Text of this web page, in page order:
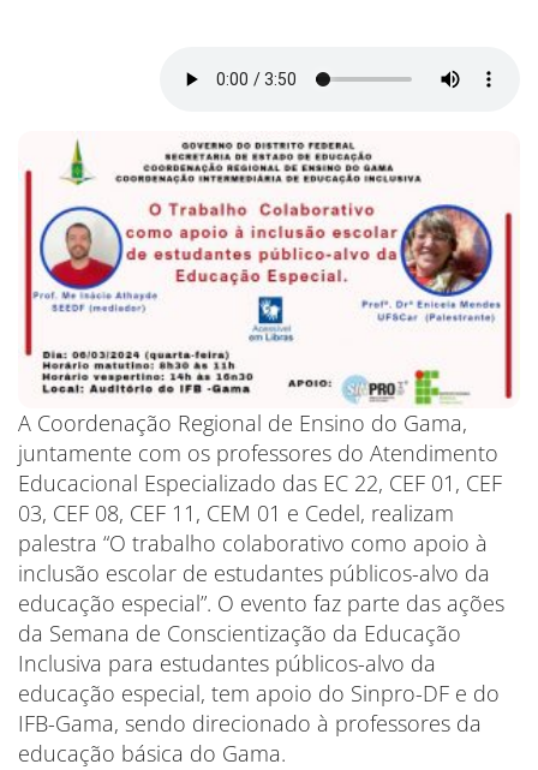
A Coordenação Regional de Ensino do Gama,
juntamente com os professores do Atendimento
Educacional Especializado das EC 22, CEF 01, CEF
03, CEF 08, CEF 11, CEM 01 e Cedel, realizam
palestra “O trabalho colaborativo como apoio à
inclusão escolar de estudantes públicos-alvo da
educação especial”. O evento faz parte das ações
da Semana de Conscientização da Educação
Inclusiva para estudantes públicos-alvo da
educação especial, tem apoio do Sinpro-DF e do
IFB-Gama, sendo direcionado à professores da
educação básica do Gama.